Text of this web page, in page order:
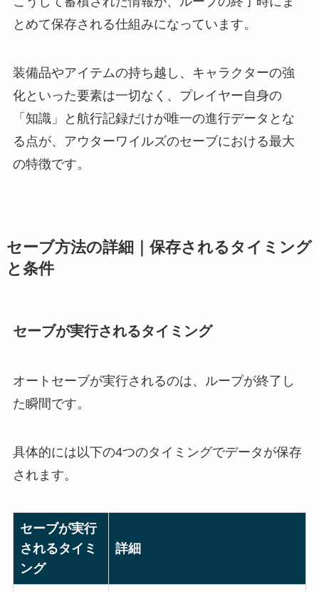
とめて保存される仕組みになっています。
装備品やアイテムの持ち越し、キャラクターの強
化といった要素は一切なく、プレイヤー自身の
「知識」と航行記録だけが唯一の進行データとな
る点が、アウターワイルズのセーブにおける最大
の特徴です。
セーブ方法の詳細｜保存されるタイミング
と条件
セーブが実行されるタイミング
オートセーブが実行されるのは、ループが終了し
た瞬間です。
具体的には以下の4つのタイミングでデータが保存
されます。
セーブが実行
されるタイミ
ング
詳細